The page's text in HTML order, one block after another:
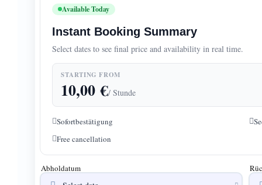
Available Today
Instant Booking Summary
Select dates to see final price and availability in real time.
STARTING FROM
10,00€/ Stunde
Sofortbestätigung
Free cancellation
Abholdatum